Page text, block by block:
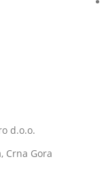
d.o.o.
Crna Gora